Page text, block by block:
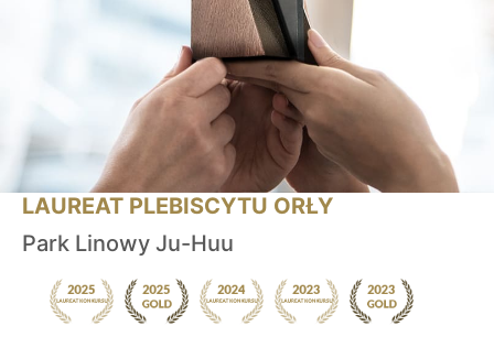
LAUREAT PLEBISCYTU ORŁY
Park Linowy Ju-Huu